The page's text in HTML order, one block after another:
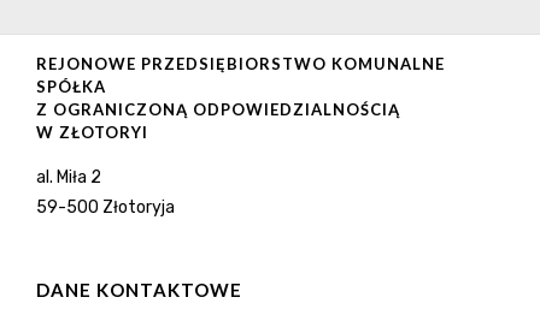
REJONOWE PRZEDSIĘBIORSTWO KOMUNALNE
SPÓŁKA
Z OGRANICZONĄ ODPOWIEDZIALNOŚCIĄ
W ZŁOTORYI
al. Miła 2
59-500 Złotoryja
DANE KONTAKTOWE